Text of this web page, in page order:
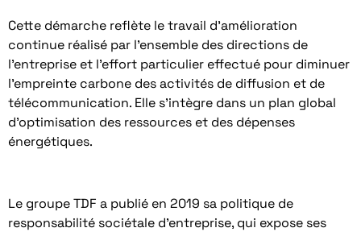
Cette démarche reflète le travail d’amélioration
continue réalisé par l’ensemble des directions de
l’entreprise et l’effort particulier effectué pour diminuer
l’empreinte carbone des activités de diffusion et de
télécommunication. Elle s’intègre dans un plan global
d’optimisation des ressources et des dépenses
énergétiques.
Le groupe TDF a publié en 2019 sa politique de
responsabilité sociétale d’entreprise, qui expose ses